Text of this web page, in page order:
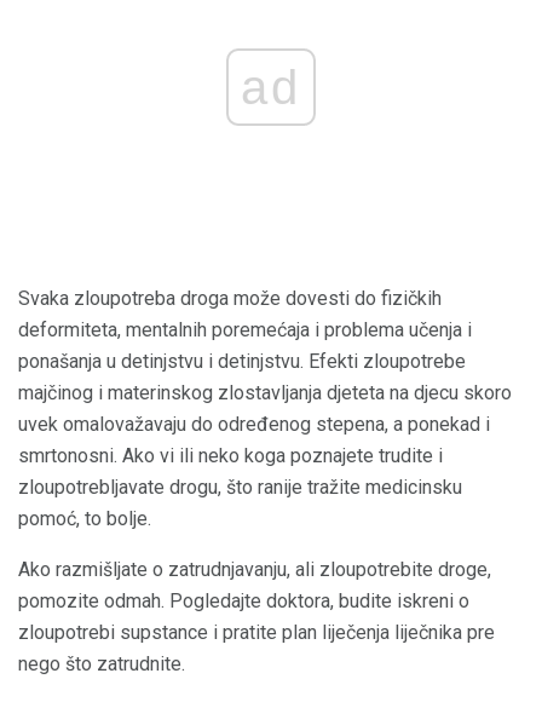
ad
Svaka zloupotreba droga može dovesti do fizičkih
deformiteta, mentalnih poremećaja i problema učenja i
ponašanja u detinjstvu i detinjstvu. Efekti zloupotrebe
majčinog i materinskog zlostavljanja djeteta na djecu skoro
uvek omalovažavaju do određenog stepena, a ponekad i
smrtonosni. Ako vi ili neko koga poznajete trudite i
zloupotrebljavate drogu, što ranije tražite medicinsku
pomoć, to bolje.
Ako razmišljate o zatrudnjavanju, ali zloupotrebite droge,
pomozite odmah. Pogledajte doktora, budite iskreni o
zloupotrebi supstance i pratite plan liječenja liječnika pre
nego što zatrudnite.